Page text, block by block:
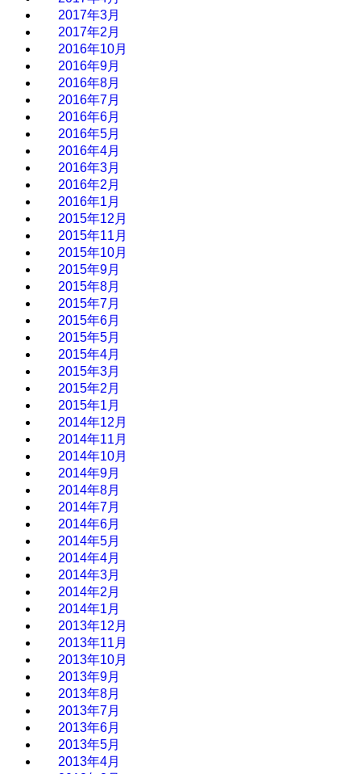
2017年3月
2017年2月
2016年10月
2016年9月
2016年8月
2016年7月
2016年6月
2016年5月
2016年4月
2016年3月
2016年2月
2016年1月
2015年12月
2015年11月
2015年10月
2015年9月
2015年8月
2015年7月
2015年6月
2015年5月
2015年4月
2015年3月
2015年2月
2015年1月
2014年12月
2014年11月
2014年10月
2014年9月
2014年8月
2014年7月
2014年6月
2014年5月
2014年4月
2014年3月
2014年2月
2014年1月
2013年12月
2013年11月
2013年10月
2013年9月
2013年8月
2013年7月
2013年6月
2013年5月
2013年4月